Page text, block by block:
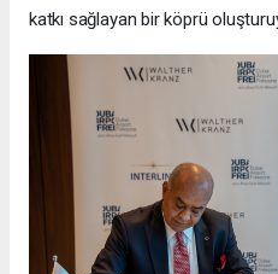
katkı sağlayan bir köprü